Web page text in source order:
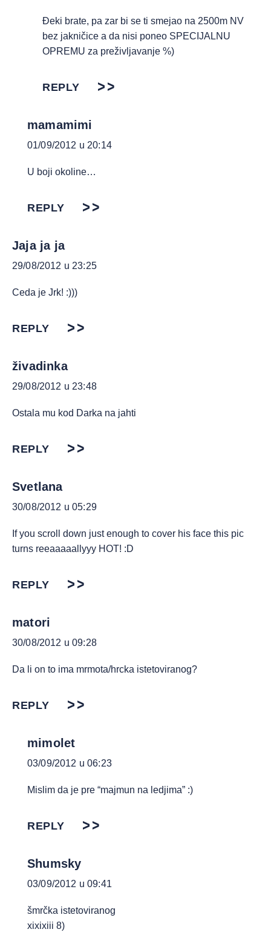
Đeki brate, pa zar bi se ti smejao na 2500m NV
bez jakničice a da nisi poneo SPECIJALNU
OPREMU za preživljavanje %)
REPLY
mamamimi
01/09/2012 u 20:14
U boji okoline…
REPLY
Jaja ja ja
29/08/2012 u 23:25
Ceda je Jrk! :)))
REPLY
živadinka
29/08/2012 u 23:48
Ostala mu kod Darka na jahti
REPLY
Svetlana
30/08/2012 u 05:29
If you scroll down just enough to cover his face this pic
turns reeaaaaallyyy HOT! :D
REPLY
matori
30/08/2012 u 09:28
Da li on to ima mrmota/hrcka istetoviranog?
REPLY
mimolet
03/09/2012 u 06:23
Mislim da je pre “majmun na ledjima” :)
REPLY
Shumsky
03/09/2012 u 09:41
šmrčka istetoviranog
xixixiii 8)